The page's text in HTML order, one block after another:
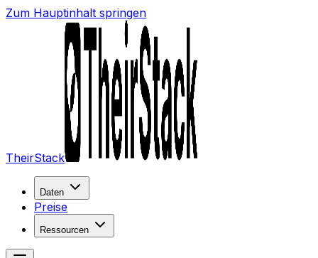
Zum Hauptinhalt springen
TheirStack
Daten
Preise
Ressourcen